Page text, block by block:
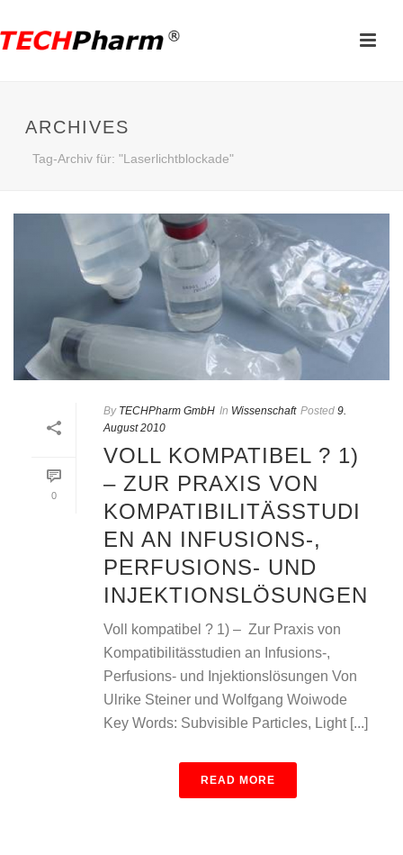
ARCHIVES
Tag-Archiv für: "Laserlichtblockade"
0
By TECHPharm GmbH In Wissenschaft Posted 9.
August 2010
VOLL KOMPATIBEL ? 1)
– ZUR PRAXIS VON
KOMPATIBILITÄSSTUDI
EN AN INFUSIONS-,
PERFUSIONS- UND
INJEKTIONSLÖSUNGEN
Voll kompatibel ? 1) – Zur Praxis von
Kompatibilitässtudien an Infusions-,
Perfusions- und Injektionslösungen Von
Ulrike Steiner und Wolfgang Woiwode
Key Words: Subvisible Particles, Light [...]
READ MORE